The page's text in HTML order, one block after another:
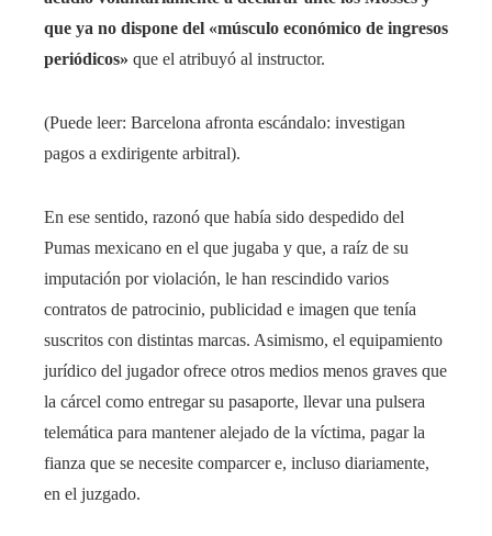
que ya no dispone del «músculo económico de ingresos
periódicos» que el atribuyó al instructor.
(Puede leer: Barcelona afronta escándalo: investigan
pagos a exdirigente arbitral).
En ese sentido, razonó que había sido despedido del
Pumas mexicano en el que jugaba y que, a raíz de su
imputación por violación, le han rescindido varios
contratos de patrocinio, publicidad e imagen que tenía
suscritos con distintas marcas. Asimismo, el equipamiento
jurídico del jugador ofrece otros medios menos graves que
la cárcel como entregar su pasaporte, llevar una pulsera
telemática para mantener alejado de la víctima, pagar la
fianza que se necesite comparcer e, incluso diariamente,
en el juzgado.